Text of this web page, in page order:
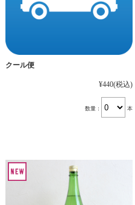
クール便
¥440(税込)
数量： 本